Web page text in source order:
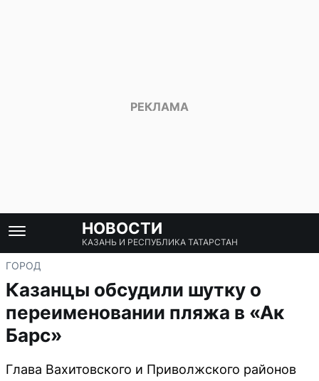
НОВОСТИ
КАЗАНЬ И РЕСПУБЛИКА ТАТАРСТАН
ГОРОД
Казанцы обсудили шутку о
переименовании пляжа в «Ак
Барс»
Глава Вахитовского и Приволжского районов